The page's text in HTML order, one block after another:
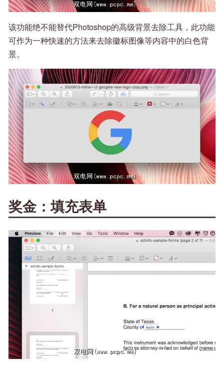
该功能绝不能替代Photoshop的高级背景去除工具，此功能
可作为一种快速的方法来去除徽标图像等内容中的白色背
景。
奖金：填充表单